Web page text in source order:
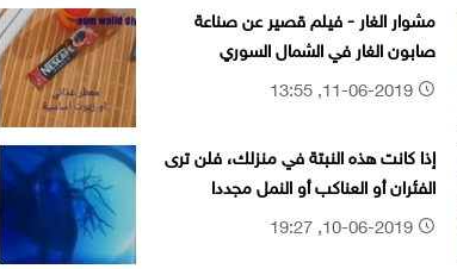
مشوار الغار - فيلم قصير عن صناعة
صابون الغار في الشمال السوري
إذا كانت هذه النبتة في منزلك، فلن ترى
الفئران أو العناكب أو النمل مجددا